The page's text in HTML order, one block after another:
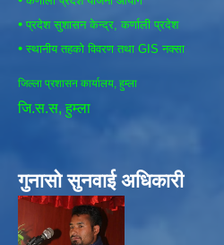
• प्रदेश सुशासन केन्द्र, कर्णाली प्रदेश
• स्थानीय तहको विवरण तथा GIS नक्सा
जिल्ला प्रशासन कार्यालय, हुम्ला
जि.स.स, हुम्ला
गुनासो सुनवाई अधिकारी